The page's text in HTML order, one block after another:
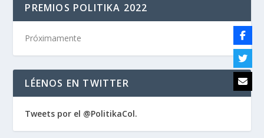
PREMIOS POLITIKA 2022
Próximamente
LÉENOS EN TWITTER
Tweets por el @PolitikaCol.